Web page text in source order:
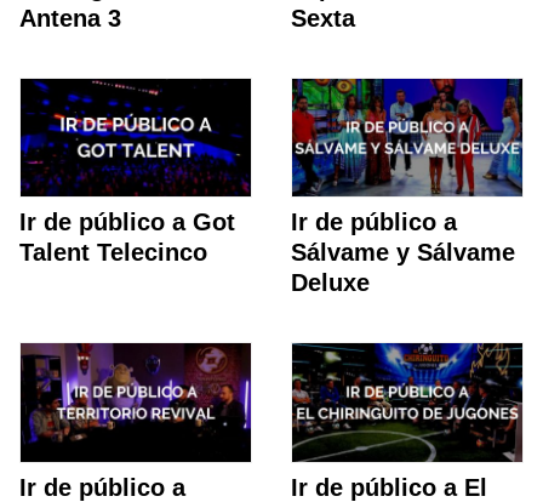
Antena 3
Sexta
Ir de público a Got
Talent Telecinco
Ir de público a
Sálvame y Sálvame
Deluxe
Ir de público a
Ir de público a El